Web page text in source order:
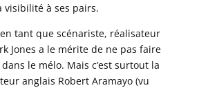
visibilité à ses pairs.
tant que scénariste, réalisateur
Jones a le mérite de ne pas faire
le mélo. Mais c’est surtout la
anglais Robert Aramayo (vu